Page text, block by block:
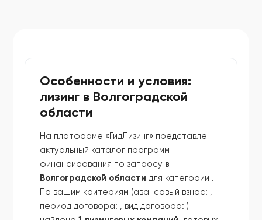
Особенности и условия:
лизинг в Волгоградской
области
На платформе «ГидЛизинг» представлен
актуальный каталог программ
финансирования по запросу в
Волгоградской области для категории .
По вашим критериям (авансовый взнос: ,
период договора: , вид договора:)